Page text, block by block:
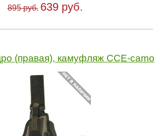
895 руб. 639 руб.
(правая), камуфляж CCE-camo